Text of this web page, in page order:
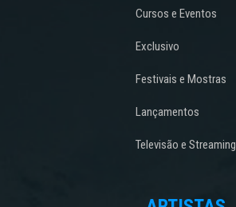
Cursos e Eventos
Exclusivo
Festivais e Mostras
Lançamentos
Televisão e Streaming